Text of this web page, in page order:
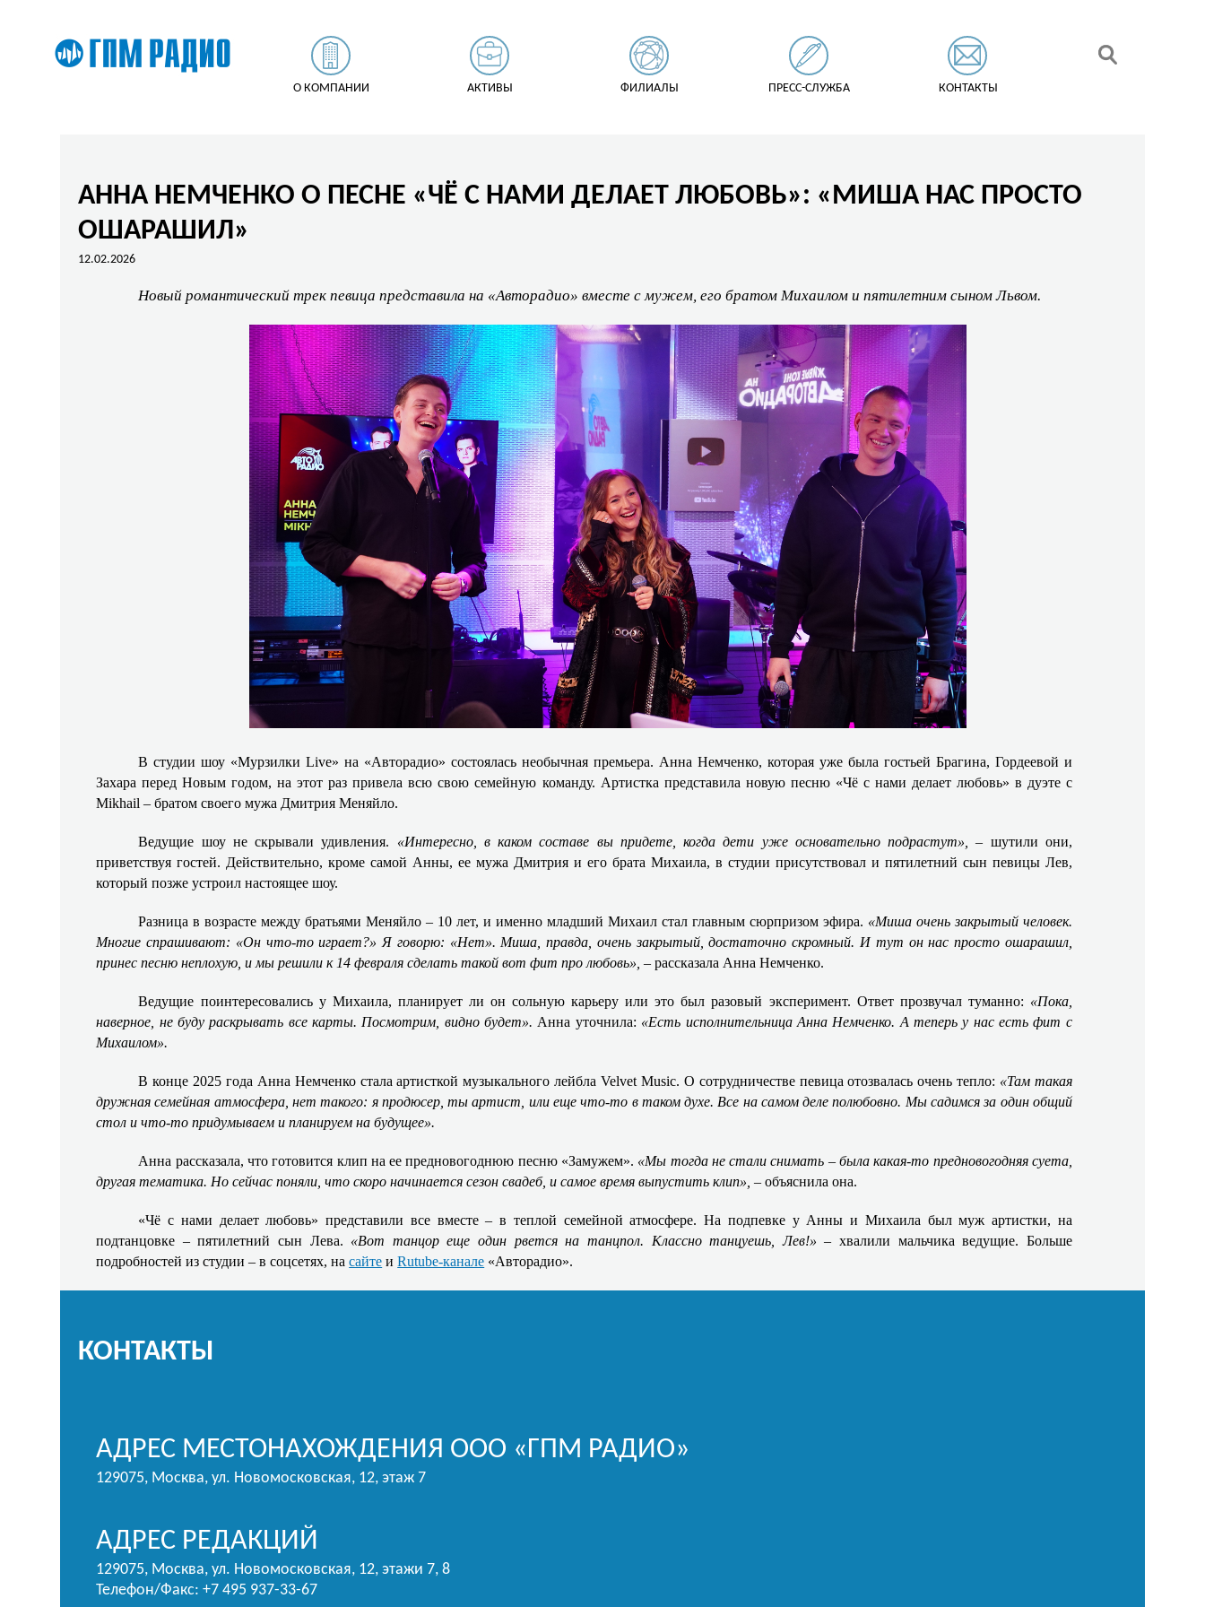
О КОМПАНИИ АКТИВЫ ФИЛИАЛЫ ПРЕСС-СЛУЖБА КОНТАКТЫ
АННА НЕМЧЕНКО О ПЕСНЕ «ЧЁ С НАМИ ДЕЛАЕТ ЛЮБОВЬ»: «МИША НАС ПРОСТО
ОШАРАШИЛ»
12.02.2026
Новый романтический трек певица представила на «Авторадио» вместе с мужем, его братом Михаилом и пятилетним сыном Львом.
В студии шоу «Мурзилки Live» на «Авторадио» состоялась необычная премьера. Анна Немченко, которая уже была гостьей Брагина, Гордеевой и
Захара перед Новым годом, на этот раз привела всю свою семейную команду. Артистка представила новую песню «Чё с нами делает любовь» в дуэте с
Mikhail – братом своего мужа Дмитрия Меняйло.
Ведущие шоу не скрывали удивления. «Интересно, в каком составе вы придете, когда дети уже основательно подрастут»,– шутили они,
приветствуя гостей. Действительно, кроме самой Анны, ее мужа Дмитрия и его брата Михаила, в студии присутствовал и пятилетний сын певицы Лев,
который позже устроил настоящее шоу.
Разница в возрасте между братьями Меняйло – 10 лет, и именно младший Михаил стал главным сюрпризом эфира. «Миша очень закрытый человек.
Многие спрашивают: «Он что-то играет?» Я говорю: «Нет». Миша, правда, очень закрытый, достаточно скромный. И тут он нас просто ошарашил,
принес песню неплохую, и мы решили к 14 февраля сделать такой вот фит про любовь»,– рассказала Анна Немченко.
Ведущие поинтересовались у Михаила, планирует ли он сольную карьеру или это был разовый эксперимент. Ответ прозвучал туманно: «Пока,
наверное, не буду раскрывать все карты. Посмотрим, видно будет». Анна уточнила: «Есть исполнительница Анна Немченко. А теперь у нас есть фит с
Михаилом».
В конце 2025 года Анна Немченко стала артисткой музыкального лейбла Velvet Music. О сотрудничестве певица отозвалась очень тепло: «Там такая
дружная семейная атмосфера, нет такого: я продюсер, ты артист, или еще что-то в таком духе. Все на самом деле полюбовно. Мы садимся за один общий
стол и что-то придумываем и планируем на будущее».
Анна рассказала, что готовится клип на ее предновогоднюю песню «Замужем». «Мы тогда не стали снимать – была какая-то предновогодняя суета,
другая тематика. Но сейчас поняли, что скоро начинается сезон свадеб, и самое время выпустить клип», –объяснила она.
«Чё с нами делает любовь» представили все вместе – в теплой семейной атмосфере. На подпевке у Анны и Михаила был муж артистки, на
подтанцовке – пятилетний сын Лева. «Вот танцор еще один рвется на танцпол. Классно танцуешь, Лев!»– хвалили мальчика ведущие. Больше
подробностей из студии – в соцсетях, насайте иRutube-канале «Авторадио».
КОНТАКТЫ
АДРЕС МЕСТОНАХОЖДЕНИЯ ООО «ГПМ РАДИО»
129075, Москва, ул. Новомосковская, 12, этаж 7
АДРЕС РЕДАКЦИЙ
129075, Москва, ул. Новомосковская, 12, этажи 7, 8
Телефон/Факс: +7 495 937-33-67